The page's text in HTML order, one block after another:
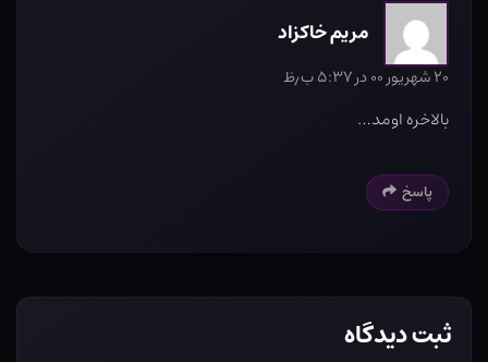
مریم خاکزاد
۲۰ شهریور ۰۰ در ۵:۳۷ ب٫ظ
بالاخره اومد…
پاسخ
ثبت دیدگاه